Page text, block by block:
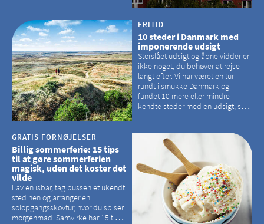
hvilke kirker, der er en omvej værd
FRITID
10 steder i Danmark med
imponerende udsigt
Storslået udsigt og åbne vidder er
ikke noget, du behøver at rejse
langt efter. Vi har været en tur
rundt i smukke Danmark og
fundet 10 mere eller mindre
kendte steder med en udsigt, som
GRATIS FORNØJELSER
Billig sommerferie: 15 tips
til at gøre sommerferien
magisk, uden det koster det
vilde
Lav en isbar, tag bussen et ukendt
sted hen og arranger en
solopgangsskovtur, hvor du spiser
morgenmad. Samvirke har 15 tips